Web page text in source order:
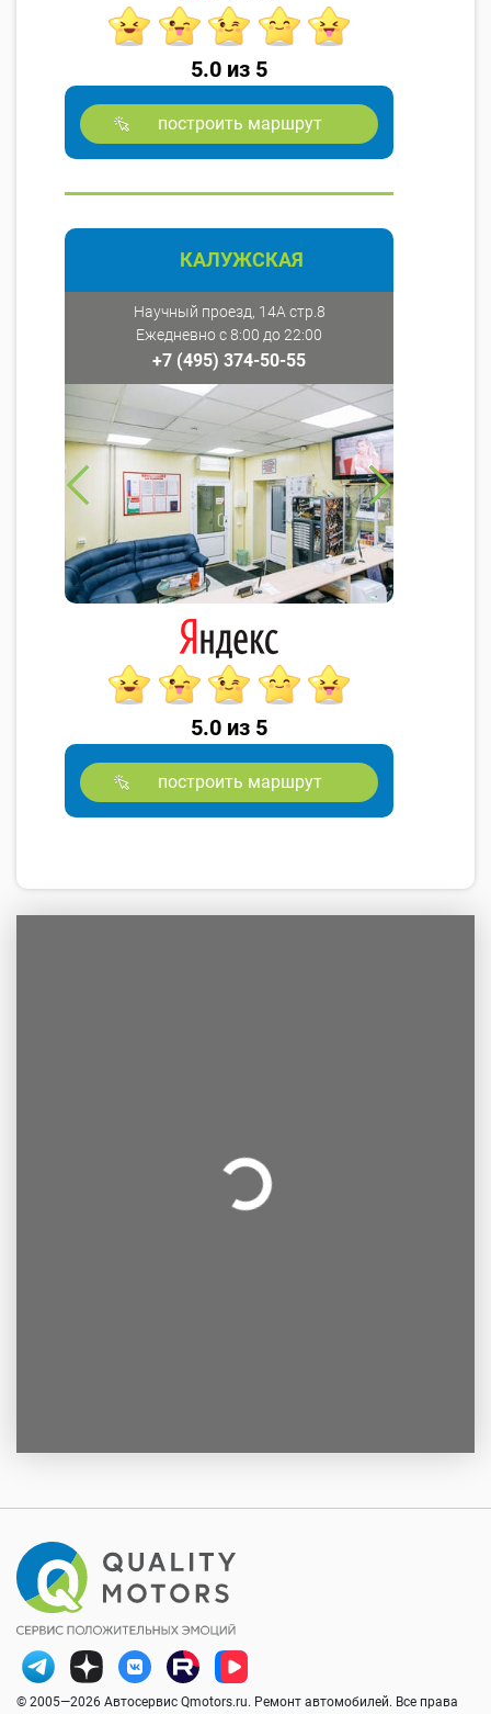
5.0 из 5
построить маршрут
КАЛУЖСКАЯ
Научный проезд, 14А стр.8
Ежедневно с 8:00 до 22:00
+7 (495) 374-50-55
5.0 из 5
построить маршрут
© 2005—2026 Автосервис Qmotors.ru. Ремонт автомобилей. Все права